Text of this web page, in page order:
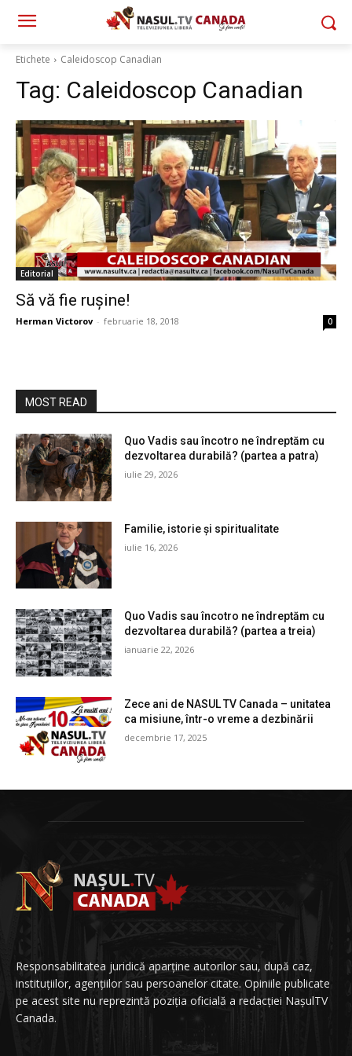
Etichete Caleidoscop Canadian
Tag: Caleidoscop Canadian
Editorial
Să vă fie rușine!
Herman Victorov - februarie 18, 2018 0
MOST READ
Quo Vadis sau încotro ne îndreptăm cu
dezvoltarea durabilă? (partea a patra)
iulie 29, 2026
Familie, istorie și spiritualitate
iulie 16, 2026
Quo Vadis sau încotro ne îndreptăm cu
dezvoltarea durabilă? (partea a treia)
ianuarie 22, 2026
Zece ani de NASUL TV Canada – unitatea
ca misiune, într-o vreme a dezbinării
decembrie 17, 2025
Responsabilitatea juridică aparține autorilor sau, după caz,
instituțiilor, agențiilor sau persoanelor citate. Opiniile publicate
pe acest site nu reprezintă poziția oficială a redacției NașulTV
Canada.